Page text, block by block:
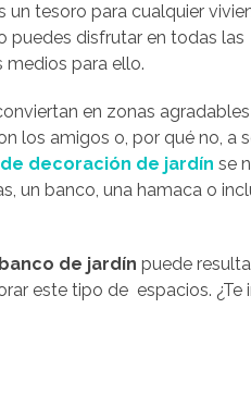
un tesoro para cualquier
puedes disfrutar en todas las
para ello.
en zonas
los amigos o, por qué no, a
decoración de jardín se
un banco, una hamaca o
banco de jardín puede
este tipo de espacios. ¿Te